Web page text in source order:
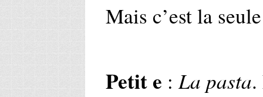
Mais c’est la
Petit e :La pasta.